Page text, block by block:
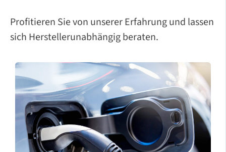
Profitieren Sie von unserer Erfahrung und lassen
sich Herstellerunabhängig beraten.